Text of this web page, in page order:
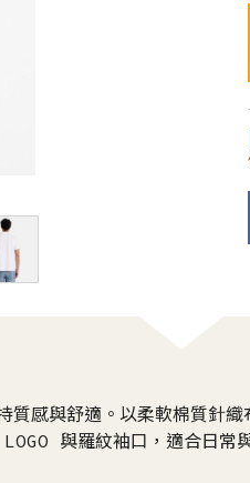
與舒適。以柔軟棉質針織
與羅紋袖口，適合日常